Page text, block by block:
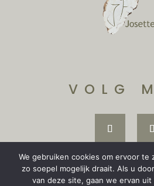
VOLG
We gebruiken cookies om ervoor te
zo soepel mogelijk draait. Als u
van deze site, gaan we ervan